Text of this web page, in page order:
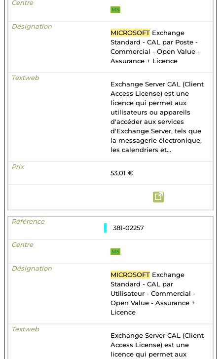
MS
MICROSOFT Exchange
Standard - CAL par Poste -
Commercial - Open Value -
Assurance + Licence
Exchange Server CAL (Client
Access License) est une
licence qui permet aux
utilisateurs ou appareils
d'accéder aux services
d'Exchange Server, tels que
la messagerie électronique,
les calendriers et...
53,01 €
381-02257
MS
MICROSOFT Exchange
Standard - CAL par
Utilisateur - Commercial -
Open Value - Assurance +
Licence
Exchange Server CAL (Client
Access License) est une
licence qui permet aux